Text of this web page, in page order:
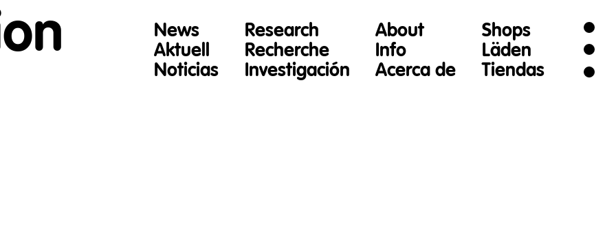
News
Aktuell
Noticias
Research
Recherche
Investigación
About
Info
Acerca de
Shops
Läden
Tiendas